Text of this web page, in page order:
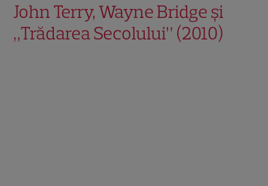
John Terry, Wayne Bridge și
„Trădarea Secolului” (2010)